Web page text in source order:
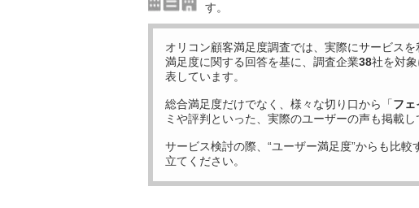
す。
オリコン顧客満足度調査では、実際にサービスを
満足度に関する回答を基に、調査企業38社を対
表しています。
総合満足度だけでなく、様々な切り口から「フェ
ミや評判といった、実際のユーザーの声も掲載し
サービス検討の際、“ユーザー満足度”からも比較
立てください。